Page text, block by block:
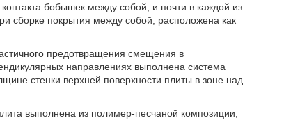
бобышек между собой, и почти в каждой из
сборке покрытия между собой, расположена как
предотвращения смещения в
направлениях выполнена система
стенки верхней поверхности плиты в зоне над
выполнена из полимер-песчаной композиции,